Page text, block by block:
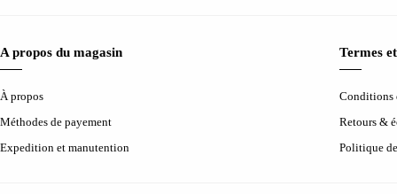
A propos du magasin
À propos
Méthodes de payement
Expedition et manutention
Termes
Conditions
Retours &
Politique